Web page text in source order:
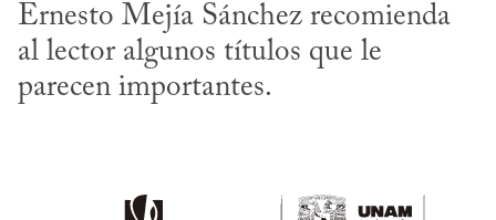
Ernesto Mejía Sánchez recomienda
al lector algunos títulos que le
parecen importantes.